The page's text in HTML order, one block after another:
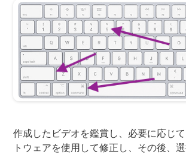
作成したビデオを鑑賞し、必要に応じ
トウェアを使用して修正し、その後、